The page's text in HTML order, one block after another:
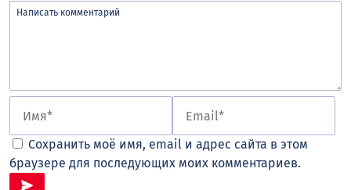
Сохранить моё имя, email и адрес сайта в этом
браузере для последующих моих комментариев.